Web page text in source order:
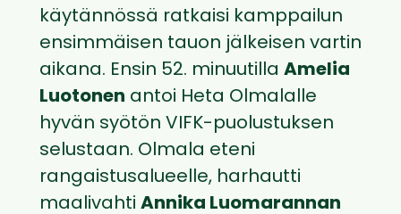
käytännössä ratkaisi kamppailun
ensimmäisen tauon jälkeisen vartin
aikana. Ensin 52. minuutilla Amelia
Luotonen antoi Heta Olmalalle
hyvän syötön VIFK-puolustuksen
selustaan. Olmala eteni
rangaistusalueelle, harhautti
maalivahti Annika Luomarannan